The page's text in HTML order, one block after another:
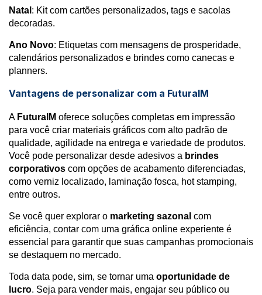
Natal : Kit com cartões personalizados, tags e sacolas
decoradas.
Ano Novo: Etiquetas com mensagens de prosperidade,
calendários personalizados e brindes como canecas e
planners.
Vantagens de personalizar com a FuturaIM
A FuturaIM oferece soluções completas em impressão
para você criar materiais gráficos com alto padrão de
qualidade, agilidade na entrega e variedade de produtos.
Você pode personalizar desde adesivos a brindes
corporativos com opções de acabamento diferenciadas,
como verniz localizado, laminação fosca, hot stamping,
entre outros.
Se você quer explorar o marketing sazonal com
eficiência, contar com uma gráfica online experiente é
essencial para garantir que suas campanhas promocionais
se destaquem no mercado.
Toda data pode, sim, se tornar uma oportunidade de
lucro. Seja para vender mais, engajar seu público ou